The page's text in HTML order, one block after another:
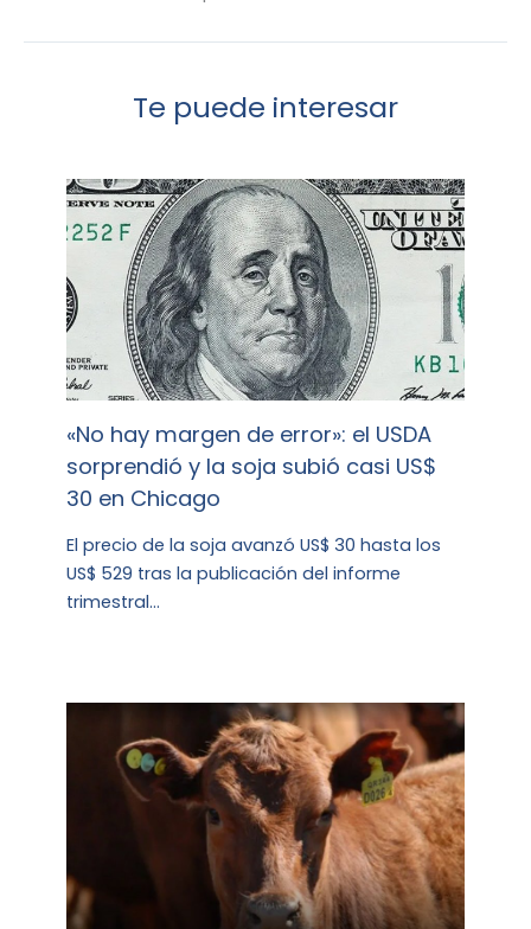
Te puede interesar
«No hay margen de error»: el USDA
sorprendió y la soja subió casi US$
30 en Chicago
El precio de la soja avanzó US$ 30 hasta los
US$ 529 tras la publicación del informe
trimestral…